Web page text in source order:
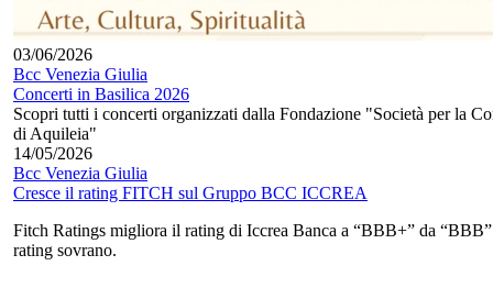
03/06/2026
Bcc Venezia Giulia
Concerti in Basilica 2026
Scopri tutti i concerti organizzati dalla Fondazione "Società per la
di Aquileia"
14/05/2026
Bcc Venezia Giulia
Cresce il rating FITCH sul Gruppo BCC ICCREA
Fitch Ratings migliora il rating di Iccrea Banca a “BBB+” da
rating sovrano.